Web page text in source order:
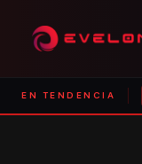
EN TENDENCIA